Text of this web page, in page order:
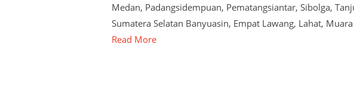
Medan, Padangsidempuan, Pematangsiantar, Sibolga,
Sumatera Selatan Banyuasin, Empat Lawang, Lahat,
Read More